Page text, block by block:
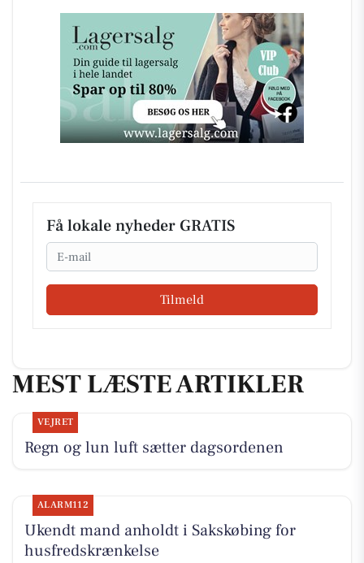
Få lokale nyheder GRATIS
Email
Tilmeld
MEST LÆSTE ARTIKLER
VEJRET
Regn og lun luft sætter dagsordenen
ALARM112
Ukendt mand anholdt i Sakskøbing for
husfredskrænkelse